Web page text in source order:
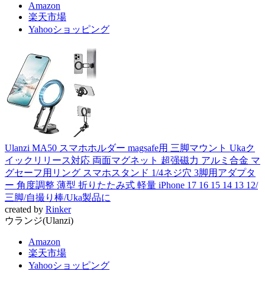
Amazon
楽天市場
Yahooショッピング
Ulanzi MA50 スマホホルダー magsafe用 三脚マウント Ukaク
イックリリース対応 両面マグネット 超强磁力 アルミ合金 マ
グセーフ用リング スマホスタンド 1/4ネジ穴 3脚用アダプタ
ー 角度調整 薄型 折りたたみ式 軽量 iPhone 17 16 15 14 13 12/
三脚/自撮り棒/Uka製品に
created by Rinker
ウランジ(Ulanzi)
Amazon
楽天市場
Yahooショッピング